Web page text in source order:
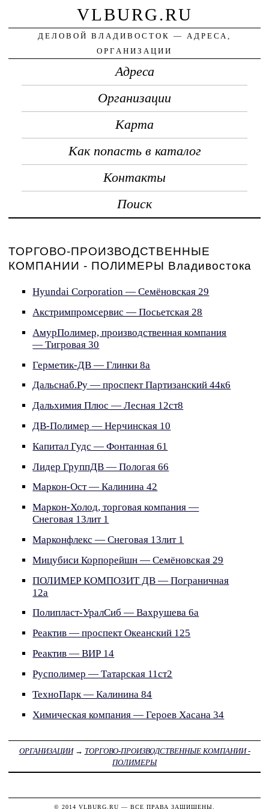
VLBURG.RU
ДЕЛОВОЙ ВЛАДИВОСТОК — АДРЕСА,
ОРГАНИЗАЦИИ
Адреса
Организации
Карта
Как попасть в каталог
Контакты
Поиск
ТОРГОВО-ПРОИЗВОДСТВЕННЫЕ
КОМПАНИИ - ПОЛИМЕРЫ Владивостока
Hyundai Corporation — Семёновская 29
Акстримпромсервис — Посьетская 28
АмурПолимер, производственная компания
— Тигровая 30
Герметик-ДВ — Глинки 8а
Дальснаб.Ру — проспект Партизанский 44к6
Дальхимия Плюс — Лесная 12ст8
ДВ-Полимер — Нерчинская 10
Капитал Гудс — Фонтанная 61
Лидер ГруппДВ — Пологая 66
Маркон-Ост — Калинина 42
Маркон-Холод, торговая компания —
Снеговая 13лит 1
Марконфлекс — Снеговая 13лит 1
Мицубиси Корпорейшн — Семёновская 29
ПОЛИМЕР КОМПОЗИТ ДВ — Пограничная
12а
Полипласт-УралСиб — Вахрушева 6а
Реактив — проспект Океанский 125
Реактив — ВИР 14
Русполимер — Татарская 11ст2
ТехноПарк — Калинина 84
Химическая компания — Героев Хасана 34
ОРГАНИЗАЦИИ→ ТОРГОВО-ПРОИЗВОДСТВЕННЫЕ КОМПАНИИ -
ПОЛИМЕРЫ
© 2014 VLBURG.RU — ВСЕ ПРАВА ЗАЩИЩЕНЫ.